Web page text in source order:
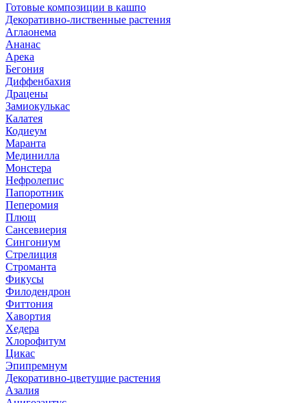
Готовые композиции в кашпо
Декоративно-лиственные растения
Аглаонема
Ананас
Арека
Бегония
Диффенбахия
Драцены
Замиокулькас
Калатея
Кодиеум
Маранта
Мединилла
Монстера
Нефролепис
Папоротник
Пеперомия
Плющ
Сансевиерия
Сингониум
Стрелиция
Строманта
Фикусы
Филодендрон
Фиттония
Хавортия
Хедера
Хлорофитум
Цикас
Эпипремнум
Декоративно-цветущие растения
Азалия